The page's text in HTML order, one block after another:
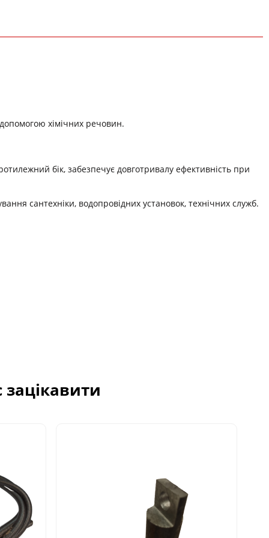
хімічних речовин.
бік, забезпечує довготривалу ефективність при
сантехніки, водопровідних установок, технічних служб.